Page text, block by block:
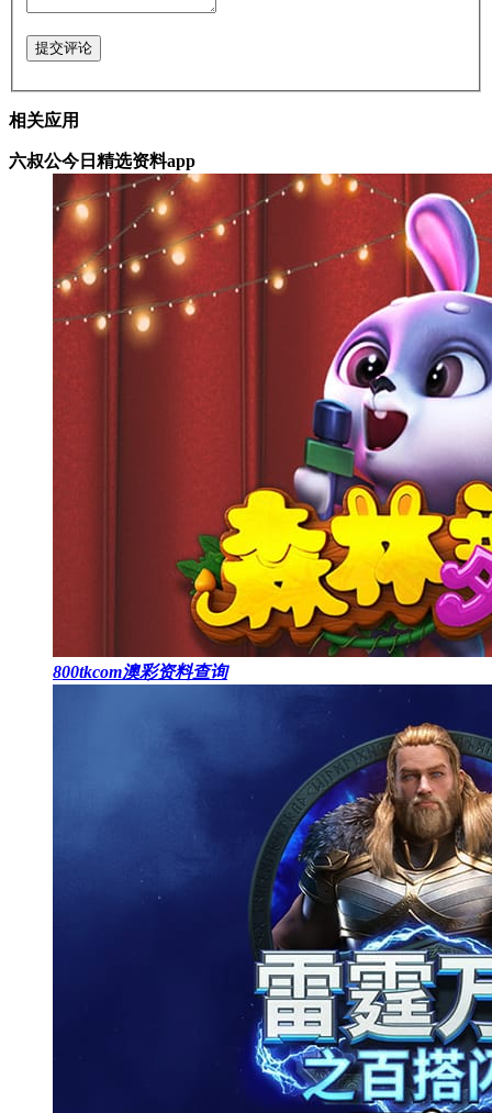
提交评论
相关应用
六叔公今日精选资料app
800tkcom澳彩资料查询